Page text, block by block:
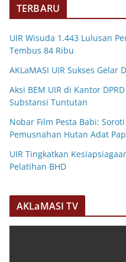
TERBARU
UIR Wisuda 1.443 Lulusan
Tembus 84 Ribu
AKLaMASI UIR Sukses Gelar
Aksi BEM UIR di Kantor
Substansi Tuntutan
Nobar Film Pesta Babi:
Pemusnahan Hutan Adat
UIR Tingkatkan
Pelatihan BHD
AKLaMASI TV